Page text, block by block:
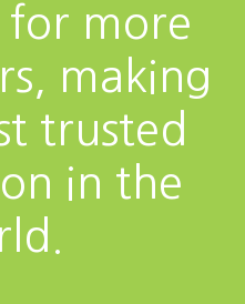
for more
making
trusted
in the